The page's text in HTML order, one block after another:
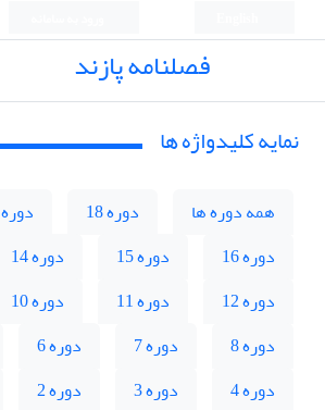
فصلنامه پازند
نمایه کلیدواژه ها
همه دوره ها دوره 18
دوره 17
دوره 16
دوره 15 دوره 14
دوره 12
دوره 11 دوره 10
دوره 8
دوره 7 دوره 6
دوره 4
دوره 3 دوره 2